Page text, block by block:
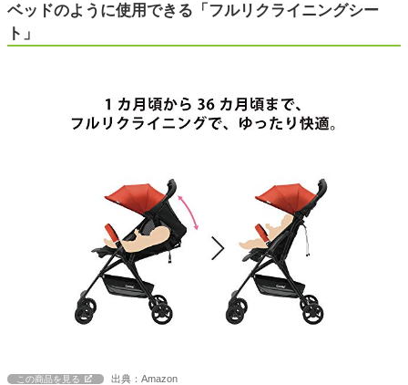
ベッドのように使用できる「フルリクライニングシー
ト」
この商品を見る 出典：Amazon